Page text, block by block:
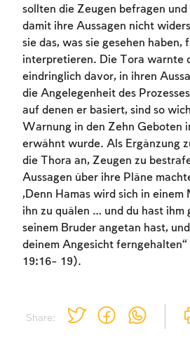
Share:
sollten die Zeugen befragen
damit ihre Aussagen nicht
sie das, was sie gesehen haben,
interpretieren. Die Tora warnte
eindringlich davor, in ihren
die Angelegenheit des
auf denen er basiert, sind so
Warnung in den Zehn Geboten
erwähnt wurde. Als Ergänzung
die Thora an, Zeugen zu
Aussagen über ihre Pläne
„Denn Hamas wird sich in
ihn zu quälen … und du hast ihm
seinem Bruder angetan hast,
deinem Angesicht
19:16- 19).
Account
To mark concepts as
to create an account or log
Sign up Login